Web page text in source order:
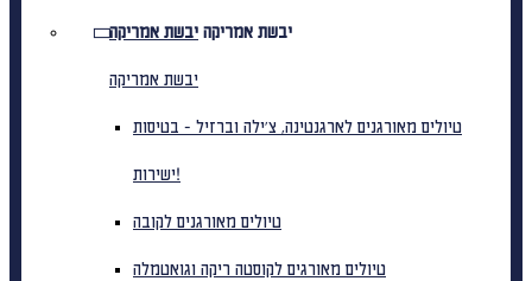
יבשת אמריקה יבשת אמריקה
יבשת אמריקה
טיולים מאורגנים לארגנטינה, צ'ילה וברזיל - בטיסות
ישירות!
טיולים מאורגנים לקובה
טיולים מאורגים לקוסטה ריקה וגואטמלה